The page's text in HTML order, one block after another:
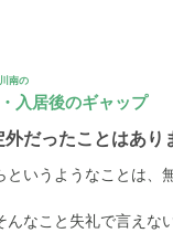
南の
入居後のギャップ
外だったことはあり
いうようなことは、
んなこと失礼で言えな